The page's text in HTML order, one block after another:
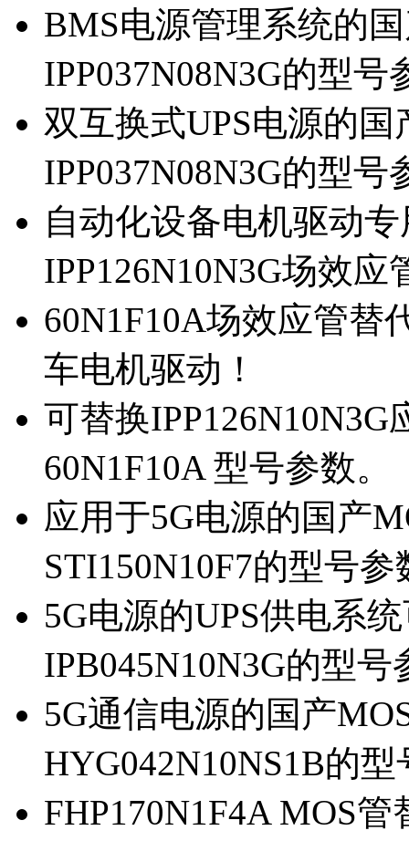
BMS电源管理系统的
IPP037N08N3G的型号
双互换式UPS电源的
IPP037N08N3G的型号
自动化设备电机驱动
IPP126N10N3G场效应
60N1F10A场效应管替
车电机驱动！
可替换
60N1F10A 型号参数。
应用于5G电源的国产
STI150N10F7的型号参
5G电源的UPS供电系
IPB045N10N3G的型号
5G通信电源的国产
HYG042N10NS1B的
FHP170N1F4A MOS